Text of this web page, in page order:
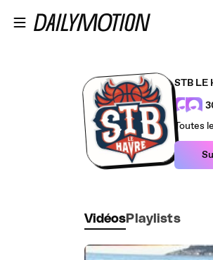
STB LE
Toutes
Vidéos Playlists